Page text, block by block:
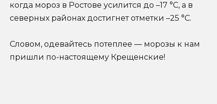
когда мороз в Ростове усилится до –17 °С, а в
северных районах достигнет отметки –25 °С.
Словом, одевайтесь потеплее — морозы к нам
пришли по-настоящему Крещенские!